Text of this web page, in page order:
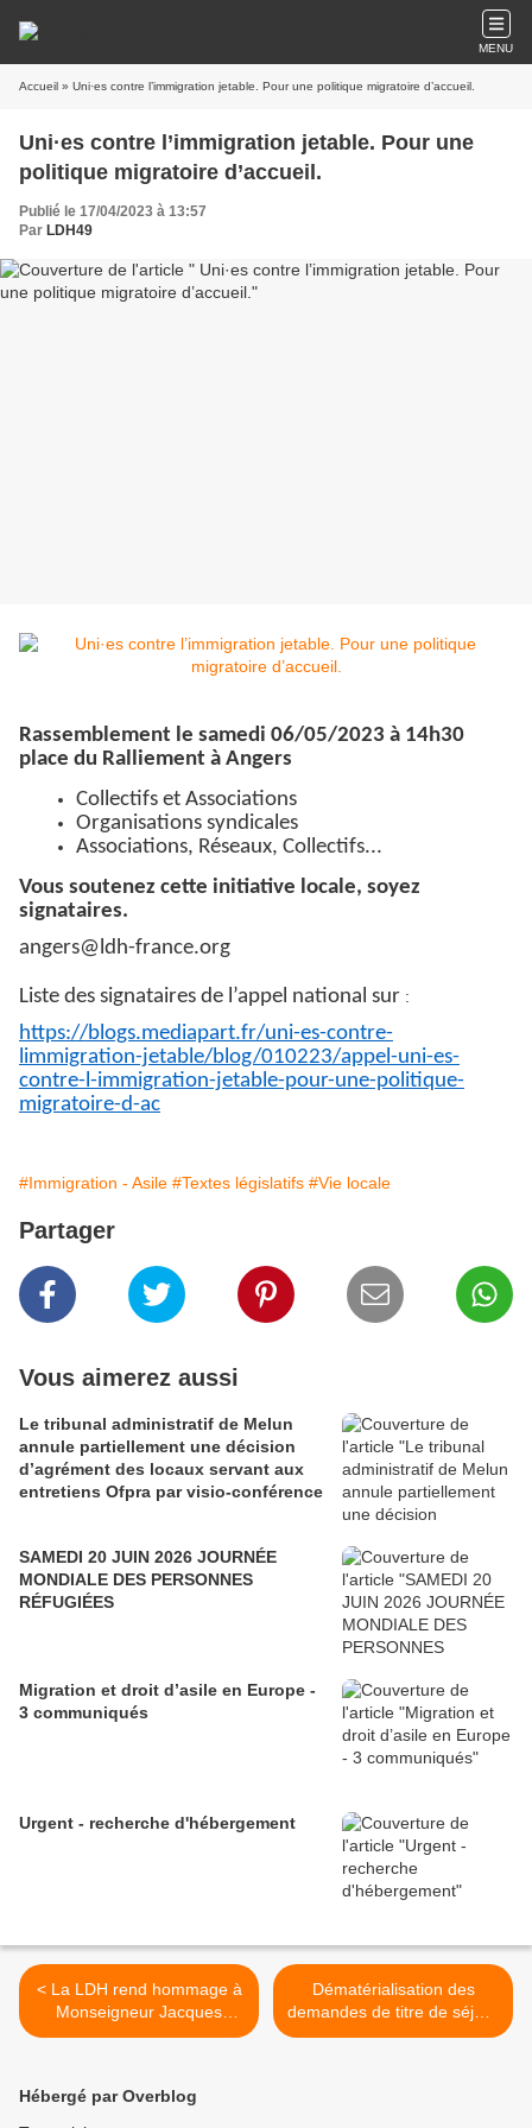
MENU
Accueil » Uni·es contre l’immigration jetable. Pour une politique migratoire d’accueil.
Uni·es contre l’immigration jetable. Pour une
politique migratoire d’accueil.
Publié le 17/04/2023 à 13:57
Par LDH49
Rassemblement le samedi 06/05/2023 à 14h30
place du Ralliement à Angers
Collectifs et Associations
Organisations syndicales
Associations, Réseaux, Collectifs...
Vous soutenez cette initiative locale, soyez
signataires.
angers@ldh-france.org
Liste des signataires de l’appel national sur :
https://blogs.mediapart.fr/uni-es-contre-
limmigration-jetable/blog/010223/appel-uni-es-
contre-l-immigration-jetable-pour-une-politique-
migratoire-d-ac
#Immigration - Asile #Textes législatifs #Vie locale
Partager
Vous aimerez aussi
Le tribunal administratif de Melun
annule partiellement une décision
d’agrément des locaux servant aux
entretiens Ofpra par visio-conférence
SAMEDI 20 JUIN 2026 JOURNÉE
MONDIALE DES PERSONNES
RÉFUGIÉES
Migration et droit d’asile en Europe -
3 communiqués
Urgent - recherche d'hébergement
< La LDH rend hommage à
Monseigneur Jacques
Gaillot
Dématérialisation des
demandes de titre de séjour
: l’inconsistance des
Hébergé par Overblog